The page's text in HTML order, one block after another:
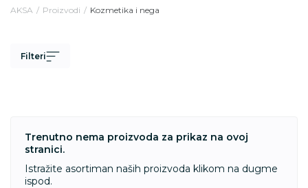
AKSA Proizvodi Kozmetika i nega
Filteri
Trenutno nema proizvoda za prikaz na ovoj
stranici.
Istražite asortiman naših proizvoda klikom na dugme
ispod.